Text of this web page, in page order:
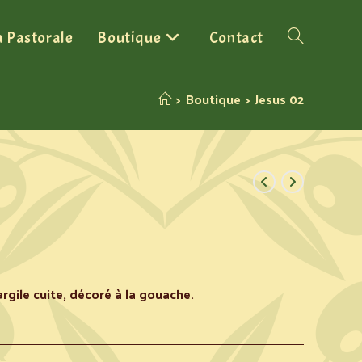
Pastorale Boutique Contact
> Boutique > Jesus 02
cuite, décoré à la gouache.